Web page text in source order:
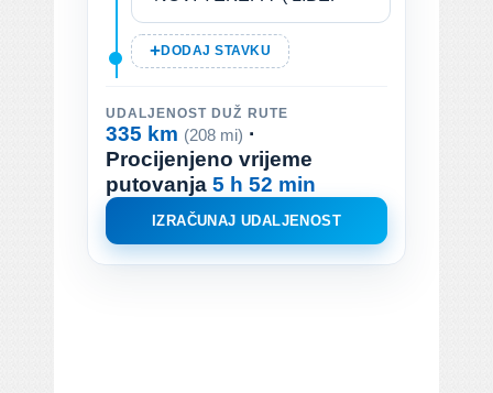
DODAJ STAVKU
UDALJENOST DUŽ RUTE
335 km (208 mi) ·
Procijenjeno vrijeme
putovanja 5 h 52 min
IZRAČUNAJ UDALJENOST